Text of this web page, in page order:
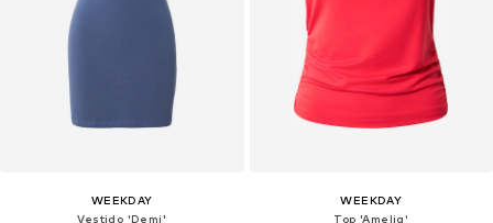
WEEKDAY
Vestido 'Demi'
WEEKDAY
Top 'Amelia'